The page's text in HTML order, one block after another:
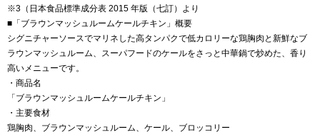
※3（日本食品標準成分表 2015 年版（七訂）より
■「ブラウンマッシュルームケールチキン」概要
シグニチャーソースでマリネした高タンパクで低カロリーな鶏胸肉と新鮮なブ
ラウンマッシュルーム、スーパフードのケールをさっと中華鍋で炒めた、香り
高いメニューです。
・商品名
「ブラウンマッシュルームケールチキン」
・主要食材
鶏胸肉、ブラウンマッシュルーム、ケール、ブロッコリー